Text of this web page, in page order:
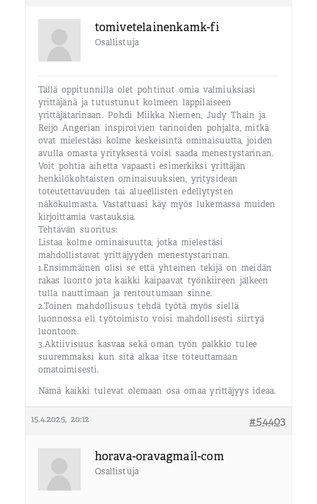
tomivetelainenkamk-fi
Osallistuja
Tällä oppitunnilla olet pohtinut omia valmiuksiasi
yrittäjänä ja tutustunut kolmeen lappilaiseen
yrittäjätarinaan. Pohdi Miikka Niemen, Judy Thain ja
Reijo Angerian inspiroivien tarinoiden pohjalta, mitkä
ovat mielestäsi kolme keskeisintä ominaisuutta, joiden
avulla omasta yrityksestä voisi saada menestystarinan.
Voit pohtia aihetta vapaasti esimerkiksi yrittäjän
henkilökohtaisten ominaisuuksien, yritysidean
toteutettavuuden tai alueellisten edellytysten
näkökulmasta. Vastattuasi käy myös lukemassa muiden
kirjoittamia vastauksia.
Tehtävän suoritus:
Listaa kolme ominaisuutta, jotka mielestäsi
mahdollistavat yrittäjyyden menestystarinan.
1.Ensimmäinen olisi se että yhteinen tekijä on meidän
rakas luonto jota kaikki kaipaavat työnkiireen jälkeen
tulla nauttimaan ja rentoutumaan sinne.
2.Toinen mahdollisuus tehdä työtä myös siellä
luonnossa eli työtoimisto voisi mahdollisesti siirtyä
luontoon.
3.Aktiivisuus kasvaa sekä oman työn palkkio tulee
suuremmaksi kun sitä alkaa itse toteuttamaan
omatoimisesti.
Nämä kaikki tulevat olemaan osa omaa yrittäjyys ideaa.
15.4.2025, 20:12 #54403
horava-oravagmail-com
Osallistuja